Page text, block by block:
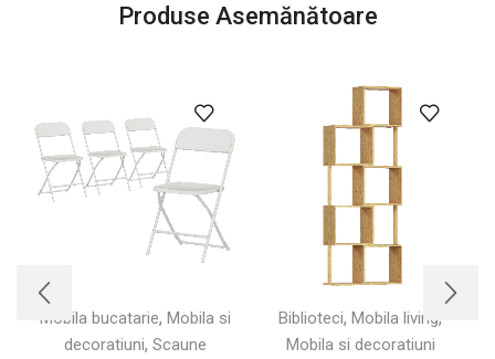
Produse Asemănătoare
Mobila bucatarie, Mobila si
decoratiuni, Scaune
Biblioteci, Mobila living,
Mobila si decoratiuni